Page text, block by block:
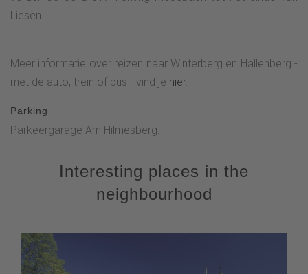
Liesen.
Meer informatie over reizen naar Winterberg en Hallenberg -
met de auto, trein of bus - vind je hier.
Parking
Parkeergarage Am Hilmesberg.
Interesting places in the
neighbourhood